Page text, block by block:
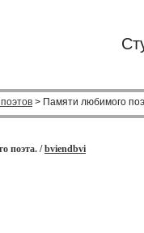
> Памяти любимого
поэта. /bviendbvi